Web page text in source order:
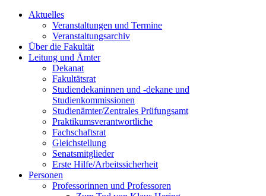
Aktuelles
Veranstaltungen und Termine
Veranstaltungsarchiv
Über die Fakultät
Leitung und Ämter
Dekanat
Fakultätsrat
Studiendekaninnen und -dekane und
Studienkommissionen
Studienämter/Zentrales Prüfungsamt
Praktikumsverantwortliche
Fachschaftsrat
Gleichstellung
Senatsmitglieder
Erste Hilfe/Arbeitssicherheit
Personen
Professorinnen und Professoren